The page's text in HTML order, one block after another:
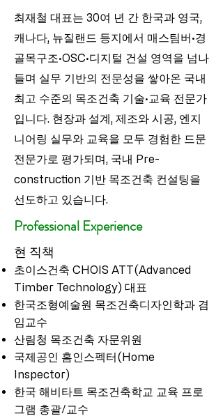
최재철 대표는 30여 년 간 한국과 영국,
캐나다, 뉴질랜드 등지에서 매스팀버·경
골목구조·OSC·디지털 건설 영역을 넘나
들며 실무 기반의 전문성을 쌓아온 국내
최고 수준의 목조건축 기술·교육 전문가
입니다. 현장과 설계, 제조와 시공, 엔지
니어링 실무와 교육을 모두 경험한 드문
전문가로 평가되며, 국내 Pre-
construction 기반 목조건축 컨설팅을
선도하고 있습니다.
Professional Experience
현 직책
초이스건축 CHOIS ATT(Advanced
Timber Technology) 대표
한국조형예술원 목조건축디자인학과 겸
임교수
산림청 목조건축 자문위원
국제공인 홈인스펙터(Home
Inspector)
​한국 해비타트 목조건축학교 교육 프로
그램 총괄/교수